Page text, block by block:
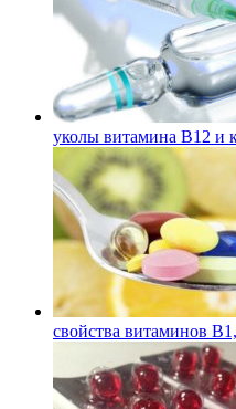
уколы витамина В12 и
свойства витаминов